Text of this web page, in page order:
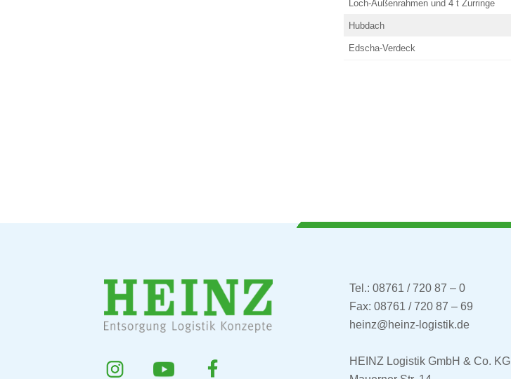
Loch-Außenrahmen und 4 t Zurringe
Hubdach
Edscha-Verdeck
Tel.: 08761 / 720 87 – 0
Fax: 08761 / 720 87 – 69
heinz@heinz-logistik.de
HEINZ Logistik GmbH & Co. KG